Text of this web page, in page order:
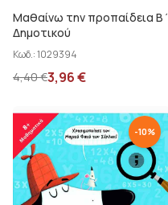
Μαθαίνω την προπαίδεια Β΄
Δημοτικού
Κωδ.:1029394
4,40€3,96€
-10%